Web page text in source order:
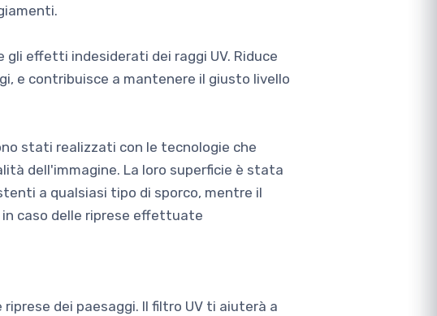
gli effetti indesiderati dei raggi UV. Riduce
e contribuisce a mantenere il giusto livello
stati realizzati con le tecnologie che
dell'immagine. La loro superficie è stata
a qualsiasi tipo di sporco, mentre il
caso delle riprese effettuate
dei paesaggi. Il filtro UV ti aiuterà a